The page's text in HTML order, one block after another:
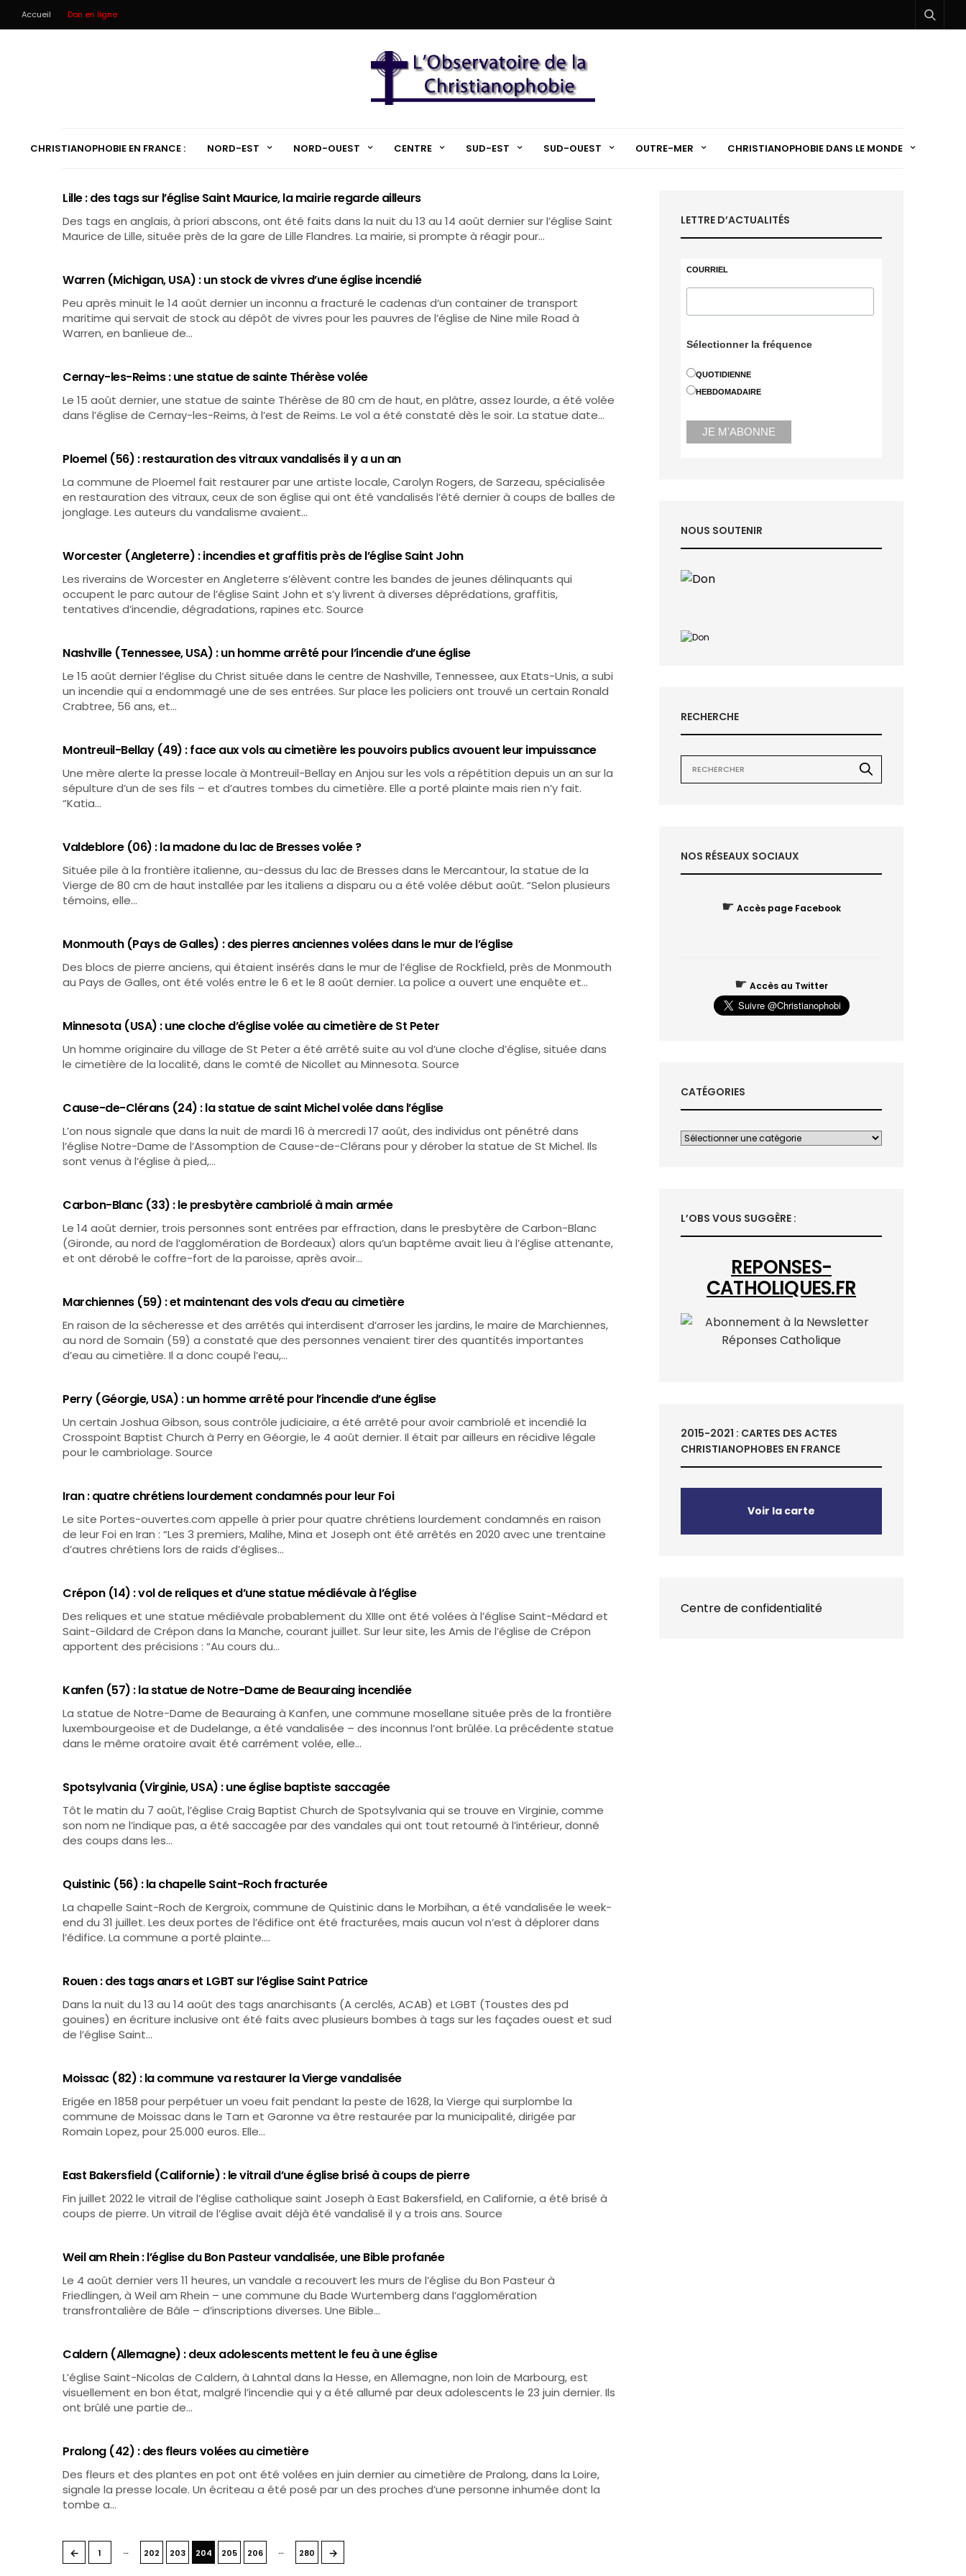
Accueil Don en ligne
CHRISTIANOPHOBIE EN FRANCE : NORD-EST NORD-OUEST CENTRE SUD-EST SUD-OUEST OUTRE-MER CHRISTIANOPHOBIE DANS LE MONDE
Lille : des tags sur l’église Saint Maurice, la mairie regarde ailleurs
Des tags en anglais, à priori abscons, ont été faits dans la nuit du 13 au 14 août dernier sur l’église Saint
Maurice de Lille, située près de la gare de Lille Flandres. La mairie, si prompte à réagir pour…
Warren (Michigan, USA) : un stock de vivres d’une église incendié
Peu après minuit le 14 août dernier un inconnu a fracturé le cadenas d’un container de transport
maritime qui servait de stock au dépôt de vivres pour les pauvres de l’église de Nine mile Road à
Warren, en banlieue de…
Cernay-les-Reims : une statue de sainte Thérèse volée
Le 15 août dernier, une statue de sainte Thérèse de 80 cm de haut, en plâtre, assez lourde, a été volée
dans l’église de Cernay-les-Reims, à l’est de Reims. Le vol a été constaté dès le soir. La statue date…
Ploemel (56) : restauration des vitraux vandalisés il y a un an
La commune de Ploemel fait restaurer par une artiste locale, Carolyn Rogers, de Sarzeau, spécialisée
en restauration des vitraux, ceux de son église qui ont été vandalisés l’été dernier à coups de balles de
jonglage. Les auteurs du vandalisme avaient…
Worcester (Angleterre) : incendies et graffitis près de l’église Saint John
Les riverains de Worcester en Angleterre s’élèvent contre les bandes de jeunes délinquants qui
occupent le parc autour de l’église Saint John et s’y livrent à diverses déprédations, graffitis,
tentatives d’incendie, dégradations, rapines etc. Source
Nashville (Tennessee, USA) : un homme arrêté pour l’incendie d’une église
Le 15 août dernier l’église du Christ située dans le centre de Nashville, Tennessee, aux Etats-Unis, a subi
un incendie qui a endommagé une de ses entrées. Sur place les policiers ont trouvé un certain Ronald
Crabtree, 56 ans, et…
Montreuil-Bellay (49) : face aux vols au cimetière les pouvoirs publics avouent leur impuissance
Une mère alerte la presse locale à Montreuil-Bellay en Anjou sur les vols a répétition depuis un an sur la
sépulture d’un de ses fils – et d’autres tombes du cimetière. Elle a porté plainte mais rien n’y fait.
“Katia…
Valdeblore (06) : la madone du lac de Bresses volée ?
Située pile à la frontière italienne, au-dessus du lac de Bresses dans le Mercantour, la statue de la
Vierge de 80 cm de haut installée par les italiens a disparu ou a été volée début août. “Selon plusieurs
témoins, elle…
Monmouth (Pays de Galles) : des pierres anciennes volées dans le mur de l’église
Des blocs de pierre anciens, qui étaient insérés dans le mur de l’église de Rockfield, près de Monmouth
au Pays de Galles, ont été volés entre le 6 et le 8 août dernier. La police a ouvert une enquête et…
Minnesota (USA) : une cloche d’église volée au cimetière de St Peter
Un homme originaire du village de St Peter a été arrêté suite au vol d’une cloche d’église, située dans
le cimetière de la localité, dans le comté de Nicollet au Minnesota. Source
Cause-de-Clérans (24) : la statue de saint Michel volée dans l’église
L’on nous signale que dans la nuit de mardi 16 à mercredi 17 août, des individus ont pénétré dans
l’église Notre-Dame de l’Assomption de Cause-de-Clérans pour y dérober la statue de St Michel. Ils
sont venus à l’église à pied,…
Carbon-Blanc (33) : le presbytère cambriolé à main armée
Le 14 août dernier, trois personnes sont entrées par effraction, dans le presbytère de Carbon-Blanc
(Gironde, au nord de l’agglomération de Bordeaux) alors qu’un baptême avait lieu à l’église attenante,
et ont dérobé le coffre-fort de la paroisse, après avoir…
Marchiennes (59) : et maintenant des vols d’eau au cimetière
En raison de la sécheresse et des arrêtés qui interdisent d’arroser les jardins, le maire de Marchiennes,
au nord de Somain (59) a constaté que des personnes venaient tirer des quantités importantes
d’eau au cimetière. Il a donc coupé l’eau,…
Perry (Géorgie, USA) : un homme arrêté pour l’incendie d’une église
Un certain Joshua Gibson, sous contrôle judiciaire, a été arrêté pour avoir cambriolé et incendié la
Crosspoint Baptist Church à Perry en Géorgie, le 4 août dernier. Il était par ailleurs en récidive légale
pour le cambriolage. Source
Iran : quatre chrétiens lourdement condamnés pour leur Foi
Le site Portes-ouvertes.com appelle à prier pour quatre chrétiens lourdement condamnés en raison
de leur Foi en Iran : “Les 3 premiers, Malihe, Mina et Joseph ont été arrêtés en 2020 avec une trentaine
d’autres chrétiens lors de raids d’églises…
Crépon (14) : vol de reliques et d’une statue médiévale à l’église
Des reliques et une statue médiévale probablement du XIIIe ont été volées à l’église Saint-Médard et
Saint-Gildard de Crépon dans la Manche, courant juillet. Sur leur site, les Amis de l’église de Crépon
apportent des précisions : “Au cours du…
Kanfen (57) : la statue de Notre-Dame de Beauraing incendiée
La statue de Notre-Dame de Beauraing à Kanfen, une commune mosellane située près de la frontière
luxembourgeoise et de Dudelange, a été vandalisée – des inconnus l’ont brûlée. La précédente statue
dans le même oratoire avait été carrément volée, elle…
Spotsylvania (Virginie, USA) : une église baptiste saccagée
Tôt le matin du 7 août, l’église Craig Baptist Church de Spotsylvania qui se trouve en Virginie, comme
son nom ne l’indique pas, a été saccagée par des vandales qui ont tout retourné à l’intérieur, donné
des coups dans les…
Quistinic (56) : la chapelle Saint-Roch fracturée
La chapelle Saint-Roch de Kergroix, commune de Quistinic dans le Morbihan, a été vandalisée le week-
end du 31 juillet. Les deux portes de l’édifice ont été fracturées, mais aucun vol n’est à déplorer dans
l’édifice. La commune a porté plainte.…
Rouen : des tags anars et LGBT sur l’église Saint Patrice
Dans la nuit du 13 au 14 août des tags anarchisants (A cerclés, ACAB) et LGBT (Toustes des pd
gouines) en écriture inclusive ont été faits avec plusieurs bombes à tags sur les façades ouest et sud
de l’église Saint…
Moissac (82) : la commune va restaurer la Vierge vandalisée
Erigée en 1858 pour perpétuer un voeu fait pendant la peste de 1628, la Vierge qui surplombe la
commune de Moissac dans le Tarn et Garonne va être restaurée par la municipalité, dirigée par
Romain Lopez, pour 25.000 euros. Elle…
East Bakersfield (Californie) : le vitrail d’une église brisé à coups de pierre
Fin juillet 2022 le vitrail de l’église catholique saint Joseph à East Bakersfield, en Californie, a été brisé à
coups de pierre. Un vitrail de l’église avait déjà été vandalisé il y a trois ans. Source
Weil am Rhein : l’église du Bon Pasteur vandalisée, une Bible profanée
Le 4 août dernier vers 11 heures, un vandale a recouvert les murs de l’église du Bon Pasteur à
Friedlingen, à Weil am Rhein – une commune du Bade Wurtemberg dans l’agglomération
transfrontalière de Bâle – d’inscriptions diverses. Une Bible…
Caldern (Allemagne) : deux adolescents mettent le feu à une église
L’église Saint-Nicolas de Caldern, à Lahntal dans la Hesse, en Allemagne, non loin de Marbourg, est
visuellement en bon état, malgré l’incendie qui y a été allumé par deux adolescents le 23 juin dernier. Ils
ont brûlé une partie de…
Pralong (42) : des fleurs volées au cimetière
Des fleurs et des plantes en pot ont été volées en juin dernier au cimetière de Pralong, dans la Loire,
signale la presse locale. Un écriteau a été posé par un des proches d’une personne inhumée dont la
tombe a…
← 1 … 202 203 204 205 206 … 280 →
LETTRE D’ACTUALITÉS
COURRIEL
Sélectionner la fréquence
QUOTIDIENNE
HEBDOMADAIRE
NOUS SOUTENIR
RECHERCHE
NOS RÉSEAUX SOCIAUX
☛ Accès page Facebook
☛ Accès au Twitter
CATÉGORIES
L’OBS VOUS SUGGÈRE :
REPONSES-
CATHOLIQUES.FR
2015-2021 : CARTES DES ACTES
CHRISTIANOPHOBES EN FRANCE
Voir la carte
Centre de confidentialité